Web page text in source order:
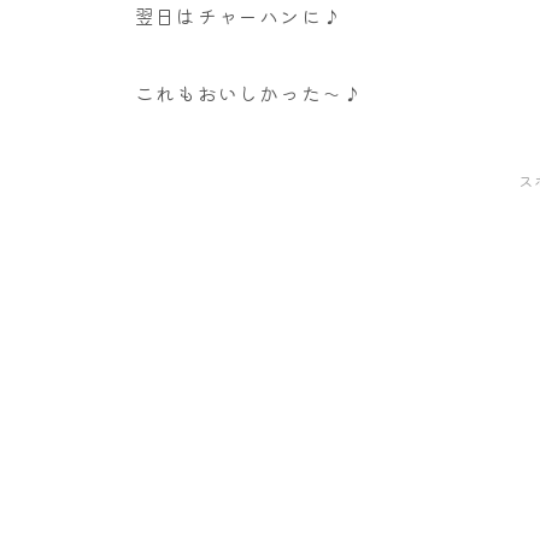
翌日はチャーハンに♪
これもおいしかった～♪
ス